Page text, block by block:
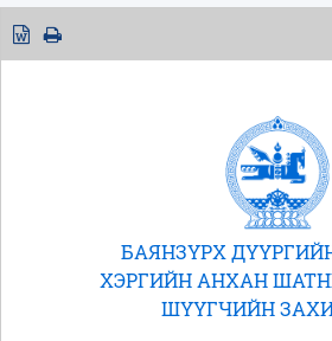
БАЯНЗҮРХ
ХЭРГИЙН АНХАН
ШҮҮГЧИЙН